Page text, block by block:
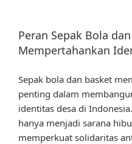
Peran Sepak Bola
Mempertahankan
Sepak bola dan basket
penting dalam
identitas desa di
hanya menjadi sarana
memperkuat solidaritas